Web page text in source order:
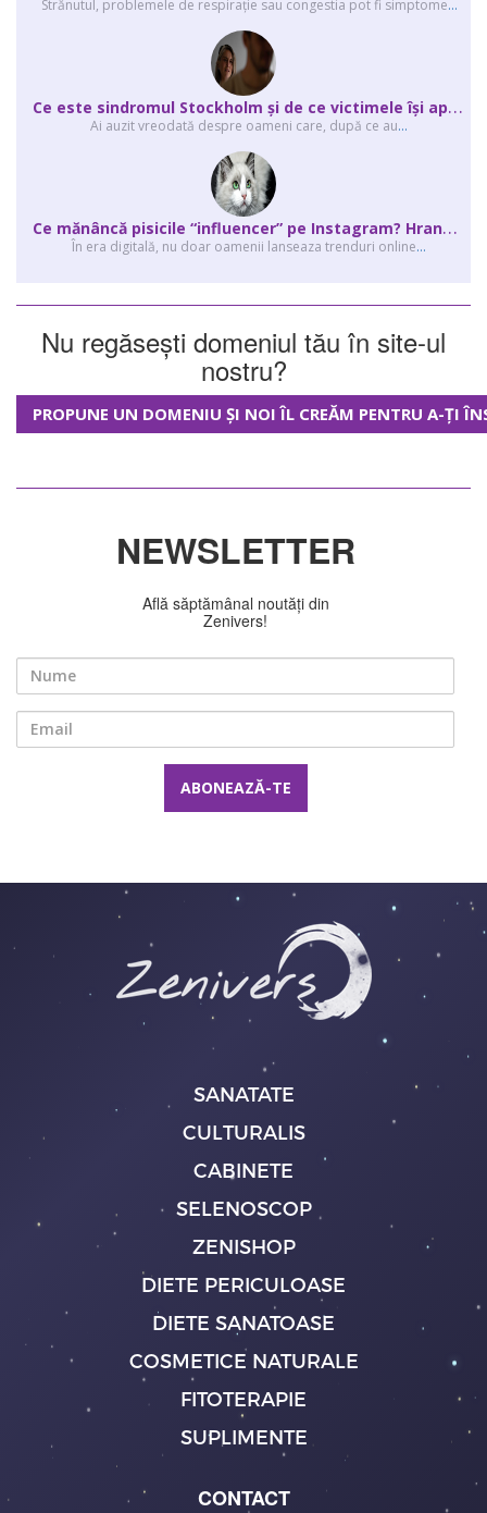
Strănutul, problemele de respirație sau congestia pot fi simptome...
C
e este sindromul Stockholm și de ce victimele își apără agresorii.
Ai auzit vreodată despre oameni care, după ce au...
C
e mănâncă pisicile “influencer” pe Instagram? Hrana lor virală
În era digitală, nu doar oamenii lanseaza trenduri online...
Nu regăsești domeniul tău în site-ul
nostru?
PROPUNE UN DOMENIU ȘI NOI ÎL CREĂM PENTRU A-ȚI
NEWSLETTER
Află săptămânal noutăți din
Zenivers!
SANATATE
CULTURALIS
CABINETE
SELENOSCOP
ZENISHOP
DIETE PERICULOASE
DIETE SANATOASE
COSMETICE NATURALE
FITOTERAPIE
SUPLIMENTE
CONTACT